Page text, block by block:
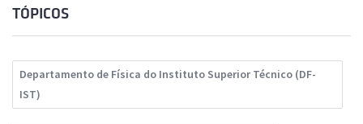
TÓPICOS
Departamento de Física do Instituto Superior Técnico (DF-
IST)